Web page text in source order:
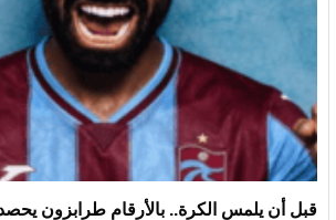
قبل أن يلمس الكرة.. بالأرقام طرابزون يحصد